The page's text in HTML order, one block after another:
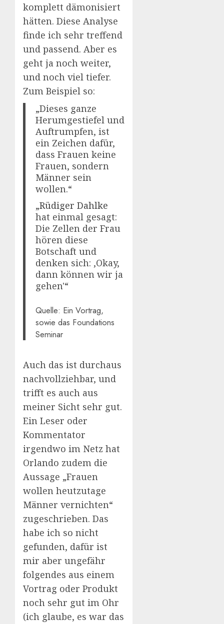
komplett dämonisiert
hätten. Diese Analyse
finde ich sehr treffend
und passend. Aber es
geht ja noch weiter,
und noch viel tiefer.
Zum Beispiel so:
„Dieses ganze
Herumgestiefel und
Auftrumpfen, ist
ein Zeichen dafür,
dass Frauen keine
Frauen, sondern
Männer sein
wollen.“
„Rüdiger Dahlke
hat einmal gesagt:
Die Zellen der Frau
hören diese
Botschaft und
denken sich: ‚Okay,
dann können wir ja
gehen'“
Quelle: Ein Vortrag,
sowie das Foundations
Seminar
Auch das ist durchaus
nachvollziehbar, und
trifft es auch aus
meiner Sicht sehr gut.
Ein Leser oder
Kommentator
irgendwo im Netz hat
Orlando zudem die
Aussage „Frauen
wollen heutzutage
Männer vernichten“
zugeschrieben. Das
habe ich so nicht
gefunden, dafür ist
mir aber ungefähr
folgendes aus einem
Vortrag oder Produkt
noch sehr gut im Ohr
(ich glaube, es war das